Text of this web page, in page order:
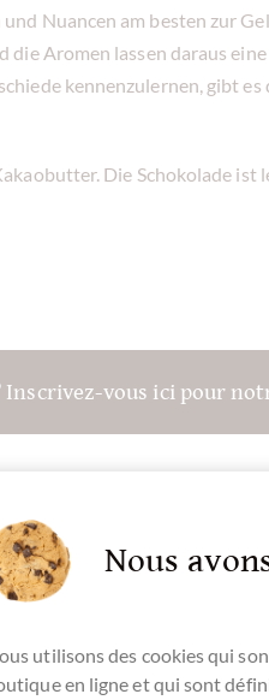
Nuancen am besten zur
die Aromen lassen daraus
kennenzulernen, gibt es
Die Schokolade ist
vous ici pour
Nous
utilisons des cookies qui
en ligne et qui sont